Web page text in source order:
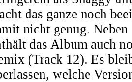
das ganze noch
nicht genug.
das Album auch
(Track 12). Es
welche